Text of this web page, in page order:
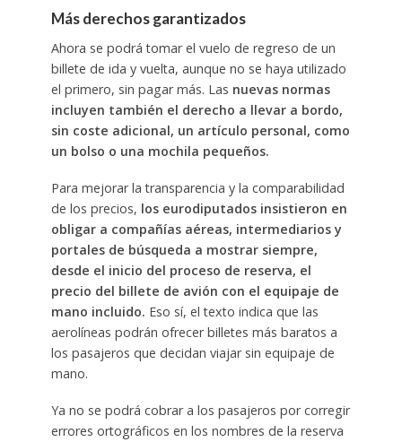
Más derechos garantizados
Ahora se podrá tomar el vuelo de regreso de un
billete de ida y vuelta, aunque no se haya utilizado
el primero, sin pagar más. Las nuevas normas
incluyen también el derecho a llevar a bordo,
sin coste adicional, un artículo personal, como
un bolso o una mochila pequeños.
Para mejorar la transparencia y la comparabilidad
de los precios, los eurodiputados insistieron en
obligar a compañías aéreas, intermediarios y
portales de búsqueda a mostrar siempre,
desde el inicio del proceso de reserva, el
precio del billete de avión con el equipaje de
mano incluido. Eso sí, el texto indica que las
aerolíneas podrán ofrecer billetes más baratos a
los pasajeros que decidan viajar sin equipaje de
mano.
Ya no se podrá cobrar a los pasajeros por corregir
errores ortográficos en los nombres de la reserva